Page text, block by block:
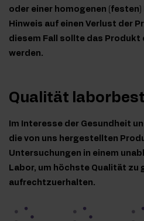
oder einer homogenen
Hinweis auf einen Verlust der
diesem Fall sollte das Produkt
werden.
Qualität
Im Interesse der Gesundheit
die von uns hergestellten
Untersuchungen in einem
Labor, um höchste Qualität zu
aufrechtzuerhalten.